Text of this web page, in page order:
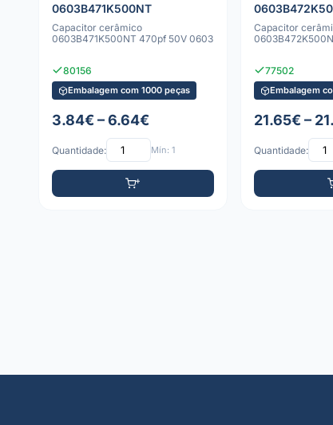
0603B471K500NT
Capacitor cerâmico
0603B471K500NT 470pf 50V 0603
80156
Embalagem com 1000 peças
3.84€ – 6.64€
Quantidade: Mín: 1
Capacitor
77502
Embalagem
21.65€ –
Quantidade: